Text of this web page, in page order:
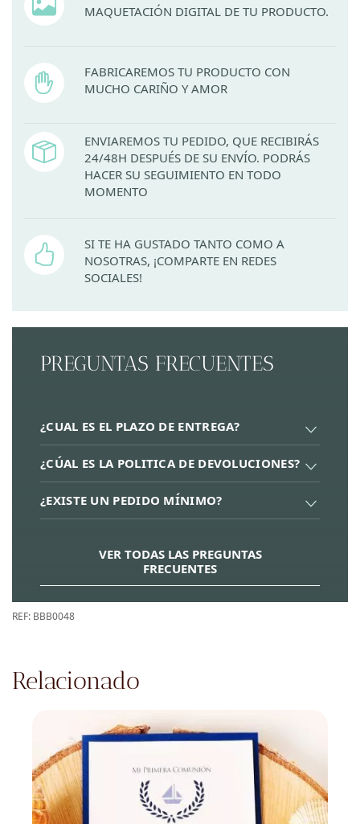
MAQUETACIÓN DIGITAL DE TU PRODUCTO.
FABRICAREMOS TU PRODUCTO CON
MUCHO CARIÑO Y AMOR
ENVIAREMOS TU PEDIDO, QUE RECIBIRÁS
24/48H DESPUÉS DE SU ENVÍO. PODRÁS
HACER SU SEGUIMIENTO EN TODO
MOMENTO
SI TE HA GUSTADO TANTO COMO A
NOSOTRAS, ¡COMPARTE EN REDES
SOCIALES!
PREGUNTAS FRECUENTES
¿CUAL ES EL PLAZO DE ENTREGA?
¿CÚAL ES LA POLITICA DE DEVOLUCIONES?
¿EXISTE UN PEDIDO MÍNIMO?
VER TODAS LAS PREGUNTAS
FRECUENTES
REF: BBB0048
Relacionado